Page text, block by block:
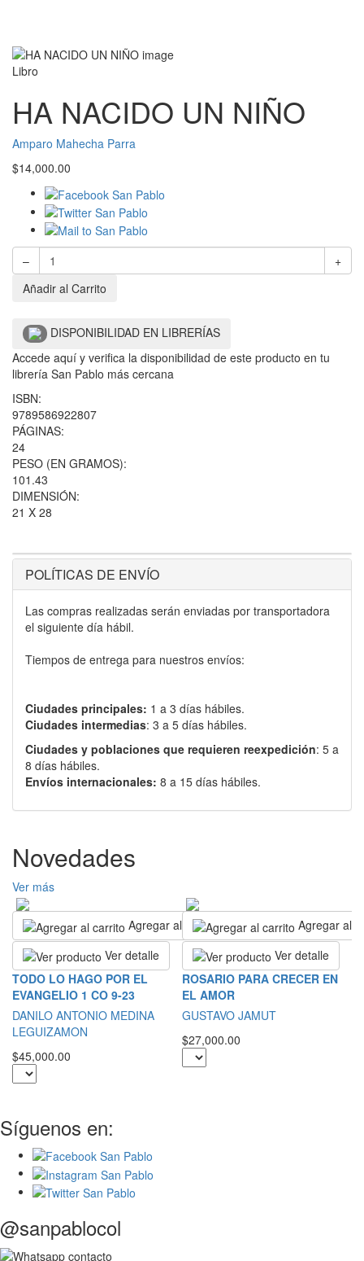
Libro
HA NACIDO UN NIÑO
Amparo Mahecha Parra
$14,000.00
–
+
Añadir al Carrito
DISPONIBILIDAD EN LIBRERÍAS
Accede aquí y verifica la disponibilidad de este producto en tu
librería San Pablo más cercana
ISBN:
9789586922807
PÁGINAS:
24
PESO (EN GRAMOS):
101.43
DIMENSIÓN:
21 X 28
POLÍTICAS DE ENVÍO
Las compras realizadas serán enviadas por transportadora
el siguiente día hábil.
Tiempos de entrega para nuestros envíos:
Ciudades principales: 1 a 3 días hábiles.
Ciudades intermedias: 3 a 5 días hábiles.
Ciudades y poblaciones que requieren reexpedición: 5 a
8 días hábiles.
Envíos internacionales: 8 a 15 días hábiles.
Novedades
Ver más
Agregar al carrito
Ver detalle
TODO LO HAGO POR EL
EVANGELIO 1 CO 9-23
DANILO ANTONIO MEDINA
LEGUIZAMON
$45,000.00
Agregar al
Ver detalle
ROSARIO PARA CRECER EN
EL AMOR
GUSTAVO JAMUT
$27,000.00
Síguenos en:
@sanpablocol